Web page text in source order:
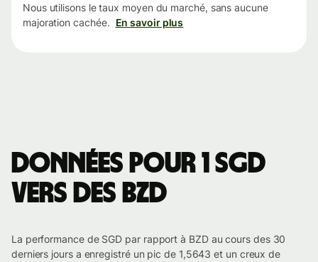
Nous utilisons le taux moyen du marché, sans aucune
majoration cachée. En savoir plus
Données pour 1 SGD
vers des BZD
La performance de SGD par rapport à BZD au cours des 30
derniers jours a enregistré un pic de 1,5643 et un creux de